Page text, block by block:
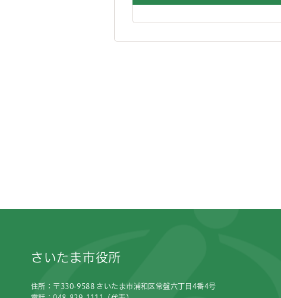
さいたま市役所
住所：〒330-9588 さいたま市浦和区常盤六丁目4番4号